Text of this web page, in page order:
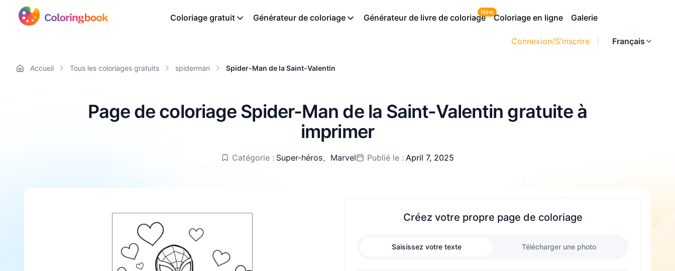
Connexion/S'inscrire Français
Coloriage gratuit Générateur de coloriage Générateur de livre de coloriage
New
Coloriage en ligne Galerie
Accueil Tous les coloriages gratuits spiderman Spider-Man de la Saint-Valentin
Page de coloriage Spider-Man de la Saint-Valentin gratuite à
imprimer
Catégorie : Super-héros、 Marvel Publié le : April 7, 2025
Créez votre propre page de coloriage
Saisissez votre texte Télécharger une photo